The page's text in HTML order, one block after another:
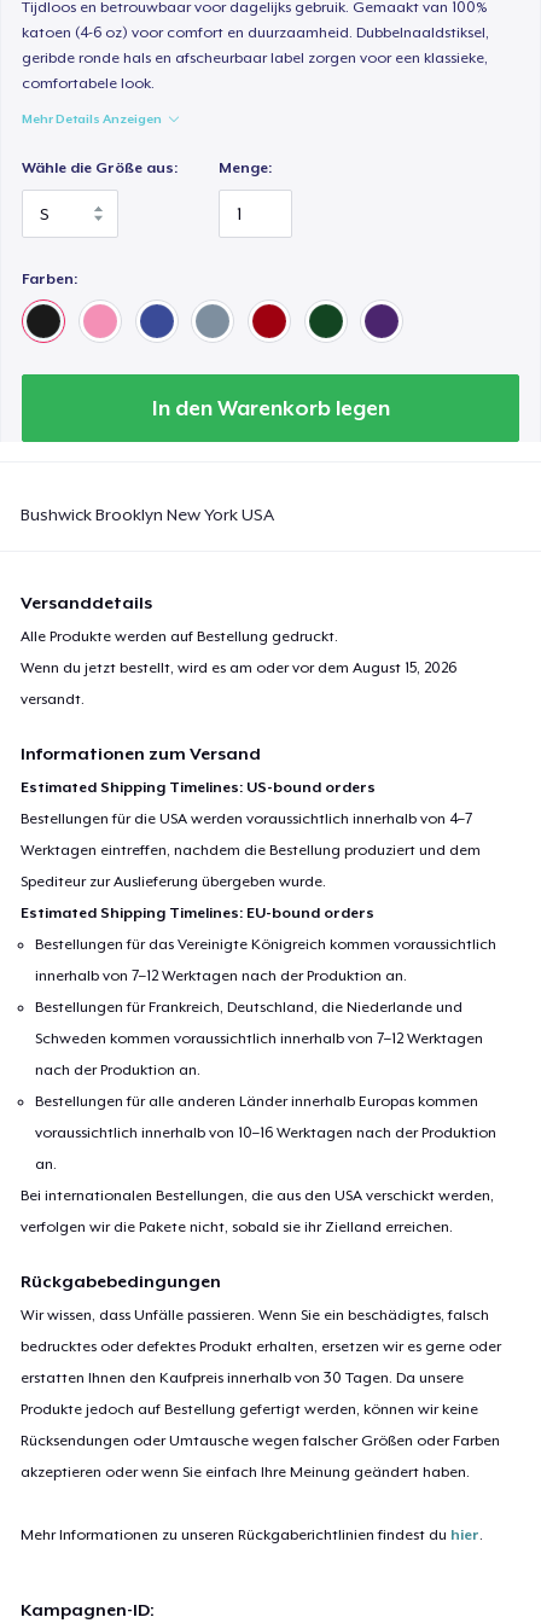
Tijdloos en betrouwbaar voor dagelijks gebruik. Gemaakt van 100%
katoen (4-6 oz) voor comfort en duurzaamheid. Dubbelnaaldstiksel,
geribde ronde hals en afscheurbaar label zorgen voor een klassieke,
comfortabele look.
Mehr Details Anzeigen
Wähle die Größe aus: Menge:
Farben:
In den Warenkorb legen
Bushwick Brooklyn New York USA
Versanddetails
Alle Produkte werden auf Bestellung gedruckt.
Wenn du jetzt bestellt, wird es am oder vor demAugust 15, 2026
versandt.
Informationen zum Versand
Estimated Shipping Timelines: US-bound orders
Bestellungen für die USA werden voraussichtlich innerhalb von 4–7
Werktagen eintreffen, nachdem die Bestellung produziert und dem
Spediteur zur Auslieferung übergeben wurde.
Estimated Shipping Timelines: EU-bound orders
Bestellungen für das Vereinigte Königreich kommen voraussichtlich
innerhalb von 7–12 Werktagen nach der Produktion an.
Bestellungen für Frankreich, Deutschland, die Niederlande und
Schweden kommen voraussichtlich innerhalb von 7–12 Werktagen
nach der Produktion an.
Bestellungen für alle anderen Länder innerhalb Europas kommen
voraussichtlich innerhalb von 10–16 Werktagen nach der Produktion
an.
Bei internationalen Bestellungen, die aus den USA verschickt werden,
verfolgen wir die Pakete nicht, sobald sie ihr Zielland erreichen.
Rückgabebedingungen
Wir wissen, dass Unfälle passieren. Wenn Sie ein beschädigtes, falsch
bedrucktes oder defektes Produkt erhalten, ersetzen wir es gerne oder
erstatten Ihnen den Kaufpreis innerhalb von 30 Tagen. Da unsere
Produkte jedoch auf Bestellung gefertigt werden, können wir keine
Rücksendungen oder Umtausche wegen falscher Größen oder Farben
akzeptieren oder wenn Sie einfach Ihre Meinung geändert haben.
Mehr Informationen zu unseren Rückgaberichtlinien findest du hier.
Kampagnen-ID:
25,99 $